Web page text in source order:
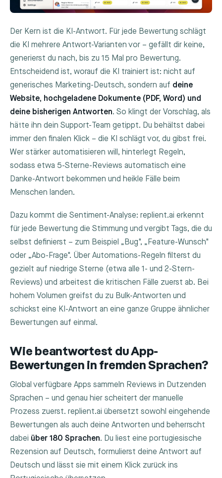
Der Kern ist die KI-Antwort. Für jede Bewertung schlägt
die KI mehrere Antwort-Varianten vor – gefällt dir keine,
generierst du nach, bis zu 15 Mal pro Bewertung.
Entscheidend ist, worauf die KI trainiert ist: nicht auf
generisches Marketing-Deutsch, sondern auf deine
Website, hochgeladene Dokumente (PDF, Word) und
deine bisherigen Antworten. So klingt der Vorschlag, als
hätte ihn dein Support-Team getippt. Du behältst dabei
immer den finalen Klick – die KI schlägt vor, du gibst frei.
Wer stärker automatisieren will, hinterlegt Regeln,
sodass etwa 5-Sterne-Reviews automatisch eine
Danke-Antwort bekommen und heikle Fälle beim
Menschen landen.
Dazu kommt die Sentiment-Analyse: replient.ai erkennt
für jede Bewertung die Stimmung und vergibt Tags, die du
selbst definierst – zum Beispiel „Bug", „Feature-Wunsch"
oder „Abo-Frage". Über Automations-Regeln filterst du
gezielt auf niedrige Sterne (etwa alle 1- und 2-Stern-
Reviews) und arbeitest die kritischen Fälle zuerst ab. Bei
hohem Volumen greifst du zu Bulk-Antworten und
schickst eine KI-Antwort an eine ganze Gruppe ähnlicher
Bewertungen auf einmal.
Wie beantwortest du App-
Bewertungen in fremden Sprachen?
Global verfügbare Apps sammeln Reviews in Dutzenden
Sprachen – und genau hier scheitert der manuelle
Prozess zuerst. replient.ai übersetzt sowohl eingehende
Bewertungen als auch deine Antworten und beherrscht
dabei über 180 Sprachen. Du liest eine portugiesische
Rezension auf Deutsch, formulierst deine Antwort auf
Deutsch und lässt sie mit einem Klick zurück ins